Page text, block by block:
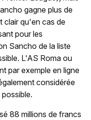
gagne plus de
clair qu'en cas de
pour les
Sancho de la liste
L'AS Roma ou
par exemple en ligne
considérée
88 millions de francs